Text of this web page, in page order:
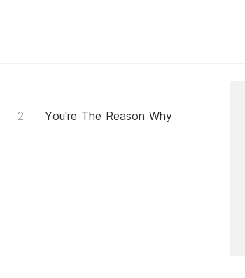
You're The Reason Why